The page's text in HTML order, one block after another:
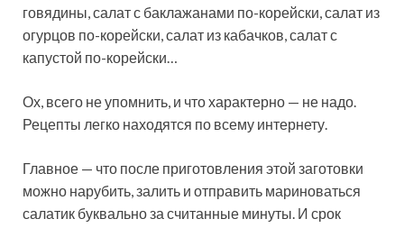
говядины, салат с баклажанами по-корейски, салат из
огурцов по-корейски, салат из кабачков, салат с
капустой по-корейски…
Ох, всего не упомнить, и что характерно — не надо.
Рецепты легко находятся по всему интернету.
Главное — что после приготовления этой заготовки
можно нарубить, залить и отправить мариноваться
салатик буквально за считанные минуты. И срок